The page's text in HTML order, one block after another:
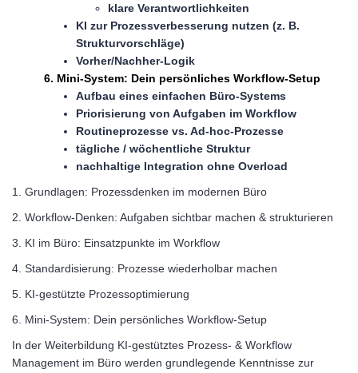
klare Verantwortlichkeiten
KI zur Prozessverbesserung nutzen (z. B.
Strukturvorschläge)
Vorher/Nachher-Logik
6. Mini-System: Dein persönliches Workflow-Setup
Aufbau eines einfachen Büro-Systems
Priorisierung von Aufgaben im Workflow
Routineprozesse vs. Ad-hoc-Prozesse
tägliche / wöchentliche Struktur
nachhaltige Integration ohne Overload
1. Grundlagen: Prozessdenken im modernen Büro
2. Workflow-Denken: Aufgaben sichtbar machen & strukturieren
3. KI im Büro: Einsatzpunkte im Workflow
4. Standardisierung: Prozesse wiederholbar machen
5. KI-gestützte Prozessoptimierung
6. Mini-System: Dein persönliches Workflow-Setup
In der Weiterbildung KI-gestütztes Prozess- & Workflow
Management im Büro werden grundlegende Kenntnisse zur